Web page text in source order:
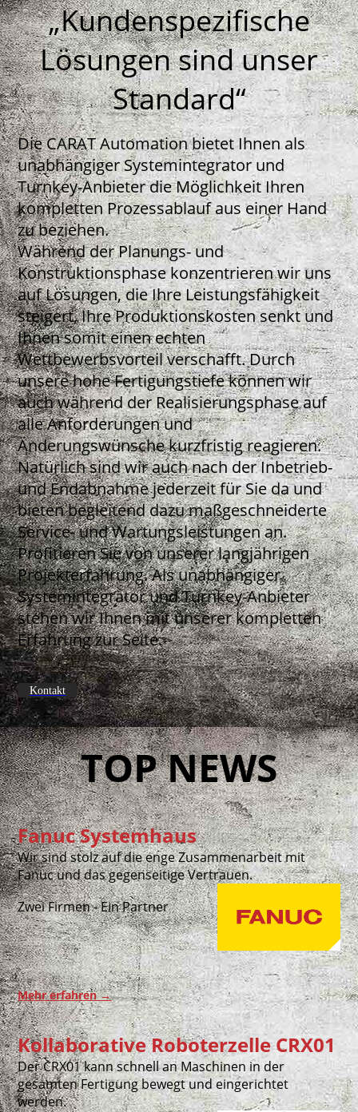
„Kundenspezifische
Lösungen sind unser
Standard“
Die CARAT Automation bietet Ihnen als
unabhängiger Systemintegrator und
Turnkey-Anbieter die Möglichkeit Ihren
kompletten Prozessablauf aus einer Hand
zu beziehen.
Während der Planungs- und
Konstruktionsphase konzentrieren wir uns
auf Lösungen, die Ihre Leistungsfähigkeit
steigert, Ihre Produktionskosten senkt und
Ihnen somit einen echten
Wettbewerbsvorteil verschafft. Durch
unsere hohe Fertigungstiefe können wir
auch während der Realisierungsphase auf
alle Anforderungen und
Änderungswünsche kurzfristig reagieren.
Natürlich sind wir auch nach der Inbetrieb-
und Endabnahme jederzeit für Sie da und
bieten begleitend dazu maßgeschneiderte
Service- und Wartungsleistungen an.
Profitieren Sie von unserer langjährigen
Projekterfahrung. Als unabhängiger
Systemintegrator und Turnkey-Anbieter
stehen wir Ihnen mit unserer kompletten
Erfahrung zur Seite.
Kontakt
TOP NEWS
Fanuc Systemhaus
Wir sind stolz auf die enge Zusammenarbeit mit
Fanuc und das gegenseitige Vertrauen.
Zwei Firmen - Ein Partner
Mehr erfahren→
Kollaborative Roboterzelle CRX01
Der CRX01 kann schnell an Maschinen in der
gesamten Fertigung bewegt und eingerichtet
werden.